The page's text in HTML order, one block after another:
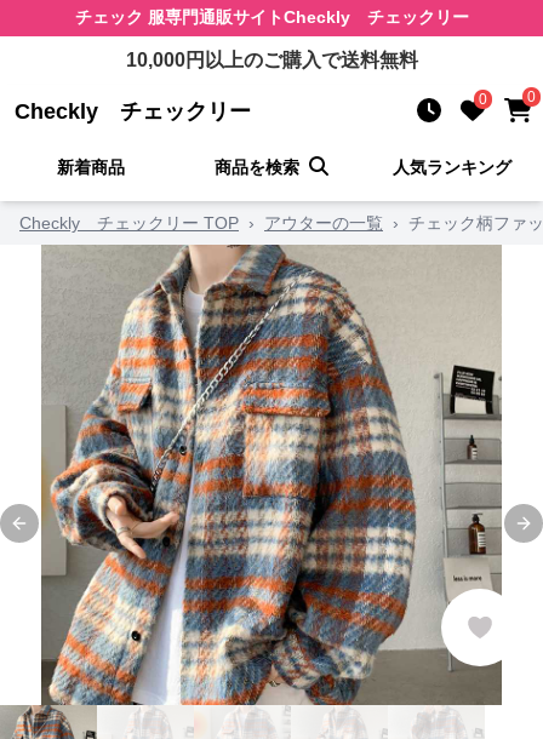
チェック 服専門通販サイトCheckly チェックリー
10,000円以上のご購入で送料無料
Checkly チェックリー 0 0
新着商品 商品を検索 人気ランキング
Checkly チェックリー TOP › アウターの一覧 › チェック柄ファ
Previous slide